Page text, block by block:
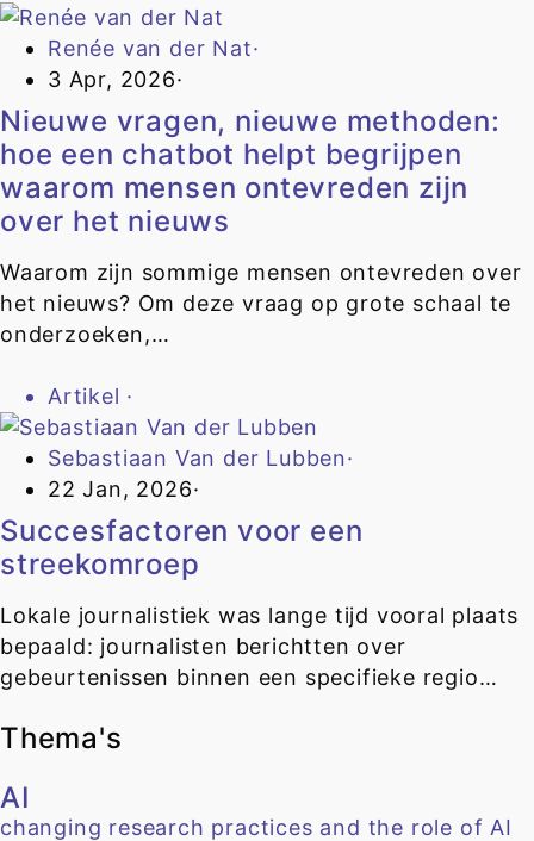
Renée van der Nat·
3 Apr, 2026·
Nieuwe vragen, nieuwe methoden:
hoe een chatbot helpt begrijpen
waarom mensen ontevreden zijn
over het nieuws
Waarom zijn sommige mensen ontevreden over
het nieuws? Om deze vraag op grote schaal te
onderzoeken,…
Artikel ·
Sebastiaan Van der Lubben·
22 Jan, 2026·
Succesfactoren voor een
streekomroep
Lokale journalistiek was lange tijd vooral plaats
bepaald: journalisten berichtten over
gebeurtenissen binnen een specifieke regio…
Thema's
AI
changing research practices and the role of AI